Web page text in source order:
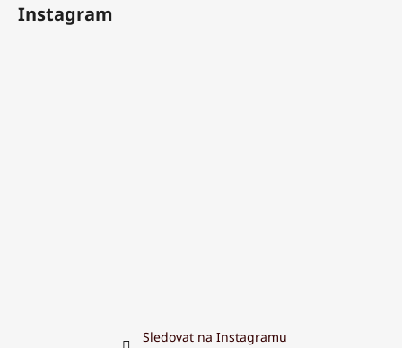
Instagram
Sledovat na Instagramu